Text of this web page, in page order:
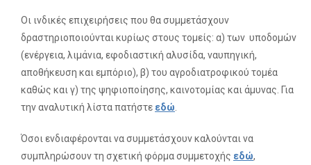
Οι ινδικές επιχειρήσεις που θα συμμετάσχουν
δραστηριοποιούνται κυρίως στους τομείς: α) των υποδομών
(ενέργεια, λιμάνια, εφοδιαστική αλυσίδα, ναυπηγική,
αποθήκευση και εμπόριο), β) του αγροδιατροφικού τομέα
καθώς και γ) της ψηφιοποίησης, καινοτομίας και άμυνας. Για
την αναλυτική λίστα πατήστε εδώ
Όσοι ενδιαφέρονται να συμμετάσχουν καλούνται να
συμπληρώσουν τη σχετική φόρμα συμμετοχής εδώ,